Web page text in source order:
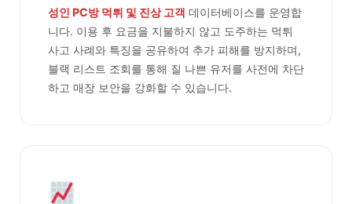
성인 PC방 먹튀 및 진상 고객 데이터베이스를 운영합
니다. 이용 후 요금을 지불하지 않고 도주하는 먹튀
사고 사례와 특징을 공유하여 추가 피해를 방지하며,
블랙 리스트 조회를 통해 질 나쁜 유저를 사전에 차단
하고 매장 보안을 강화할 수 있습니다.